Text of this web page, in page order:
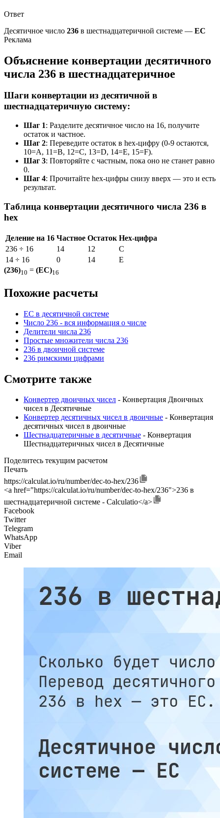
Ответ
Десятичное число 236 в шестнадцатеричной системе — EC
Объяснение конвертации десятичного
числа 236 в шестнадцатеричное
Шаги конвертации из десятичной в
шестнадцатеричную систему:
Шаг 1: Разделите десятичное число на 16, получите
остаток и частное.
Шаг 2: Переведите остаток в hex-цифру (0-9 остаются,
10=A, 11=B, 12=C, 13=D, 14=E, 15=F).
Шаг 3: Повторяйте с частным, пока оно не станет равно
0.
Шаг 4: Прочитайте hex-цифры снизу вверх — это и есть
результат.
Таблица конвертации десятичного числа 236 в
hex
Деление на 16 Частное Остаток Hex-цифра
236 ÷ 16
14 12
C
14 ÷ 16
0 14
E
(236)10 = (EC)16
Похожие расчеты
EC в десятичной системе
Число 236 - вся информация о числе
Делители числа 236
Простые множители числа 236
236 в двоичной системе
236 римскими цифрами
Смотрите также
Конвертер двоичных чисел - Конвертация Двоичных
чисел в Десятичные
Конвертер десятичных чисел в двоичные - Конвертация
десятичных чисел в двоичные
Шестнадцатеричные в десятичные - Конвертация
Шестнадцатеричных чисел в Десятичные
Поделитесь текущим расчетом
Печать
https://calculat.io/ru/number/dec-to-hex/236
<a href="https://calculat.io/ru/number/dec-to-hex/236">236 в
шестнадцатеричной системе - Calculatio</a>
Facebook
Twitter
Telegram
WhatsApp
Viber
Email